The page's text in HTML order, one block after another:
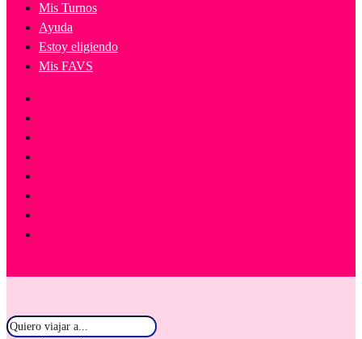
Mis Turnos
Ayuda
Estoy eligiendo
Mis FAVS